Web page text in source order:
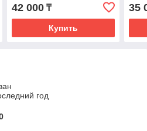
42 000₸
Купить
35
год